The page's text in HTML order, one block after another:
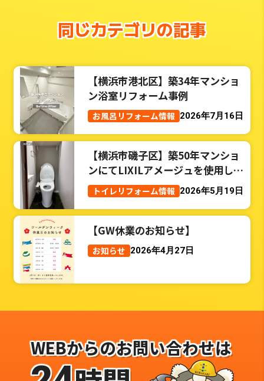
同じカテゴリの記事
【横浜市港北区】築34年マンショ
ン浴室リフォーム事例
お風呂リフォーム情報 2026年7月16日
【横浜市磯子区】築50年マンショ
ンにてLIXILアメージュを使用した
トイレリフォーム事例
トイレリフォーム情報 2026年5月19日
【GW休業のお知らせ】
お知らせ 2026年4月27日
WEBからのお問い合わせは